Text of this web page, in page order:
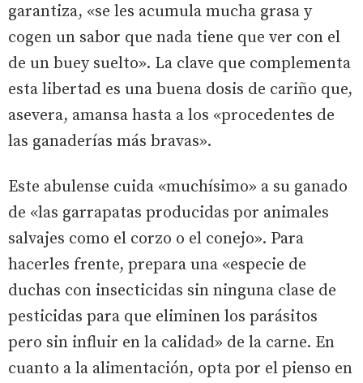
garantiza, «se les acumula mucha grasa y
cogen un sabor que nada tiene que ver con el
de un buey suelto». La clave que complementa
esta libertad es una buena dosis de cariño que,
asevera, amansa hasta a los «procedentes de
las ganaderías más bravas».
Este abulense cuida «muchísimo» a su ganado
de «las garrapatas producidas por animales
salvajes como el corzo o el conejo». Para
hacerles frente, prepara una «especie de
duchas con insecticidas sin ninguna clase de
pesticidas para que eliminen los parásitos
pero sin influir en la calidad» de la carne. En
cuanto a la alimentación, opta por el pienso en